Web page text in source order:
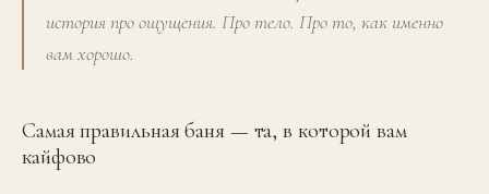
история про ощущения. Про тело. Про то, как именно
вам хорошо.
Самая правильная баня — та, в которой вам
кайфово